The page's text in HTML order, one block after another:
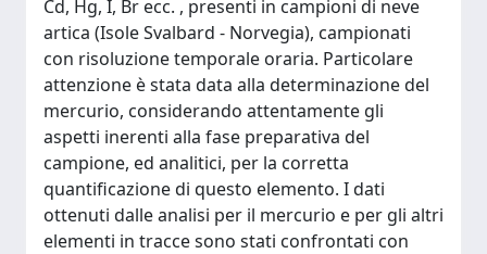
Cd, Hg, I, Br ecc. , presenti in campioni di neve
artica (Isole Svalbard - Norvegia), campionati
con risoluzione temporale oraria. Particolare
attenzione è stata data alla determinazione del
mercurio, considerando attentamente gli
aspetti inerenti alla fase preparativa del
campione, ed analitici, per la corretta
quantificazione di questo elemento. I dati
ottenuti dalle analisi per il mercurio e per gli altri
elementi in tracce sono stati confrontati con